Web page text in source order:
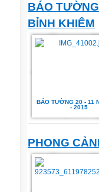
BÁO
BỈNH KHIÊM
BÁO TƯỜNG 20 - 11
- 2015
PHONG